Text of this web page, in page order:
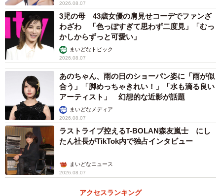
3/4
ディーン・フジオカ（2024年撮影）
【第3位 ディーン・フジオカ（14票）】
▽全てがカッコいいから。（50代）
▽私自身がドレッシーな格好ばかり普段着るので。（60
代）
▽スタイルもいいし、いつも格好いいから。（50代）
2026.08.07
3児の母 43歳女優の肩見せコーデでファンざ
わざわ 「色っぽすぎて思わず二度見」「むっ
かしからずっと可愛い」
まいどなトピック
2026.08.07
あのちゃん、雨の日のショーパン姿に「雨が似
合う」「脚めっちゃきれい！」「水も滴る良い
アーティスト」 幻想的な近影が話題
まいどなメディア
2026.08.07
ラストライブ控えるT-BOLAN森友嵐士 にし
たん社長がTikTok内で独占インタビュー
まいどなニュース
2026.08.07
アクセスランキング